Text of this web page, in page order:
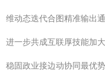
维动态迭代合图精准输出
进一步共成互联厚技能加
稳固政业接边动协同最优